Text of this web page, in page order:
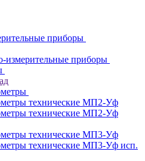
приборы
измерительные приборы
технические МП2-Уф
технические МП2-Уф
технические МП3-Уф
технические МП3-Уф исп.